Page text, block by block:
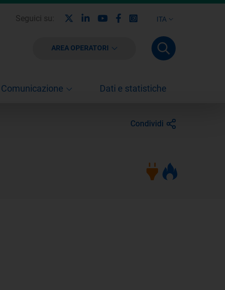
ITA
Seguici su: LinkedinYoutubeFacebook
Instagram
AREA OPERATORI
Comunicazione Dati e statistiche
Condividi